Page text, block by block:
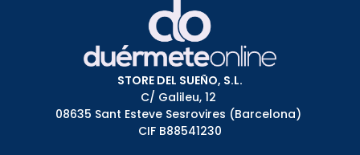
STORE DEL SUEÑO, S.L.
C/ Galileu, 12
08635 Sant Esteve Sesrovires (Barcelona)
CIF B88541230